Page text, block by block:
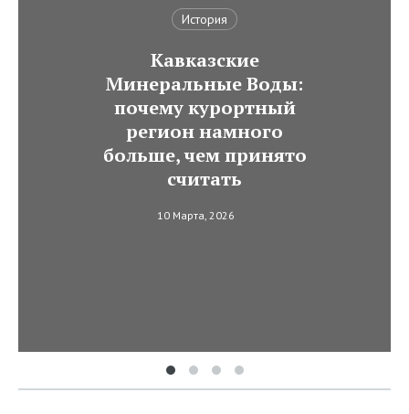
История
Кавказские
Минеральные Воды:
почему курортный
регион намного
больше, чем принято
считать
10 Марта, 2026